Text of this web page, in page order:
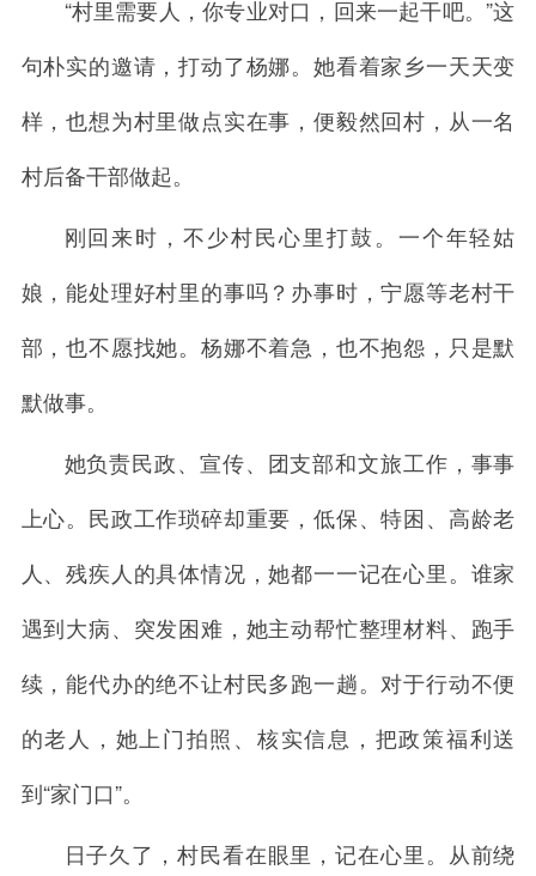
“村里需要人，你专业对口，回来一起干吧。”这
句朴实的邀请，打动了杨娜。她看着家乡一天天变
样，也想为村里做点实在事，便毅然回村，从一名
村后备干部做起。
刚回来时，不少村民心里打鼓。一个年轻姑
娘，能处理好村里的事吗？办事时，宁愿等老村干
部，也不愿找她。杨娜不着急，也不抱怨，只是默
默做事。
她负责民政、宣传、团支部和文旅工作，事事
上心。民政工作琐碎却重要，低保、特困、高龄老
人、残疾人的具体情况，她都一一记在心里。谁家
遇到大病、突发困难，她主动帮忙整理材料、跑手
续，能代办的绝不让村民多跑一趟。对于行动不便
的老人，她上门拍照、核实信息，把政策福利送
到“家门口”。
日子久了，村民看在眼里，记在心里。从前绕